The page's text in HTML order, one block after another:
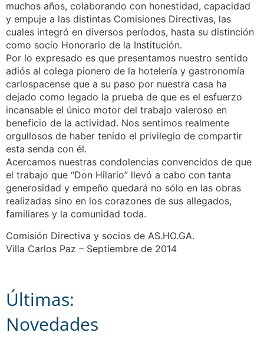
muchos años, colaborando con honestidad, capacidad
y empuje a las distintas Comisiones Directivas, las
cuales integró en diversos períodos, hasta su distinción
como socio Honorario de la Institución.
Por lo expresado es que presentamos nuestro sentido
adiós al colega pionero de la hotelería y gastronomía
carlospacense que a su paso por nuestra casa ha
dejado como legado la prueba de que es el esfuerzo
incansable el único motor del trabajo valeroso en
beneficio de la actividad. Nos sentimos realmente
orgullosos de haber tenido el privilegio de compartir
esta senda con él.
Acercamos nuestras condolencias convencidos de que
el trabajo que “Don Hilario” llevó a cabo con tanta
generosidad y empeño quedará no sólo en las obras
realizadas sino en los corazones de sus allegados,
familiares y la comunidad toda.
Comisión Directiva y socios de AS.HO.GA.
Villa Carlos Paz – Septiembre de 2014
Últimas:
Novedades